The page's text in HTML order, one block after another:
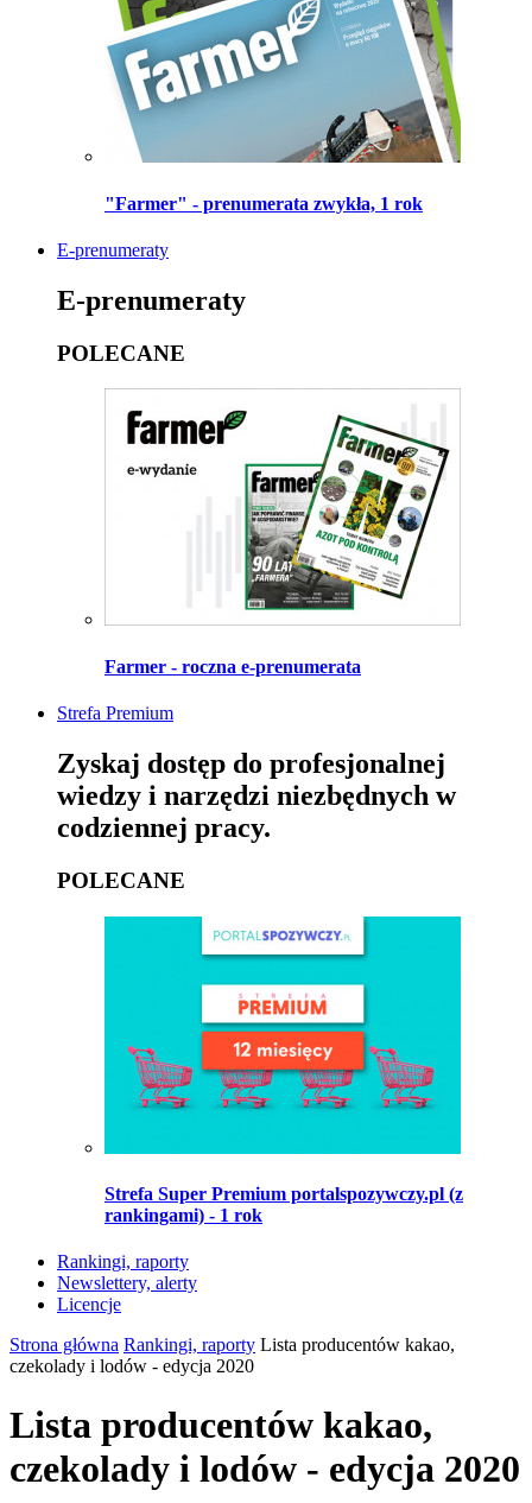
"Farmer" - prenumerata zwykła, 1 rok
E-prenumeraty
E-prenumeraty
POLECANE
Farmer - roczna e-prenumerata
Strefa Premium
Zyskaj dostęp do profesjonalnej
wiedzy i narzędzi niezbędnych w
codziennej pracy.
POLECANE
Strefa Super Premium portalspozywczy.pl (z
rankingami) - 1 rok
Rankingi, raporty
Newslettery, alerty
Licencje
Strona główna Rankingi, raporty Lista producentów kakao,
czekolady i lodów - edycja 2020
Lista producentów kakao,
czekolady i lodów - edycja 2020